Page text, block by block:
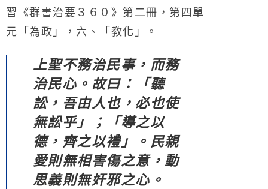
習《群書治要３６０》第二冊，第四單
元「為政」，六、「教化」。
上聖不務治民事，而務
治民心。故曰：「聽
訟，吾由人也，必也使
無訟乎」；「導之以
德，齊之以禮」。民親
愛則無相害傷之意，動
思義則無奸邪之心。